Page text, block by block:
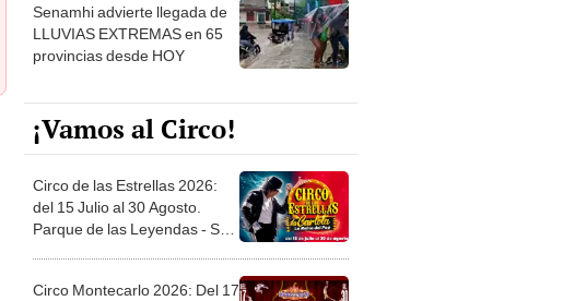
Senamhi advierte llegada de
LLUVIAS EXTREMAS en 65
provincias desde HOY
¡Vamos al Circo!
Circo de las Estrellas 2026:
del 15 Julio al 30 Agosto.
Parque de las Leyendas - San
Circo Montecarlo 2026: Del 17